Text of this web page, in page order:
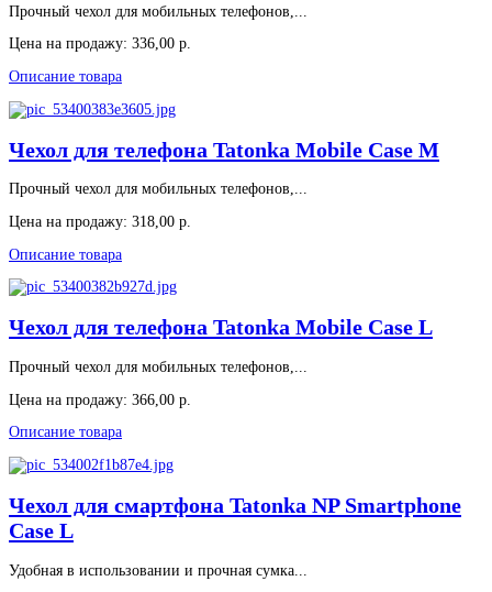
Прочный чехол для мобильных телефонов,...
Цена на продажу: 336,00 р.
Описание товара
Чехол для телефона Tatonka Mobile Case M
Прочный чехол для мобильных телефонов,...
Цена на продажу: 318,00 р.
Описание товара
Чехол для телефона Tatonka Mobile Case L
Прочный чехол для мобильных телефонов,...
Цена на продажу: 366,00 р.
Описание товара
Чехол для смартфона Tatonka NP Smartphone
Case L
Удобная в использовании и прочная сумка...